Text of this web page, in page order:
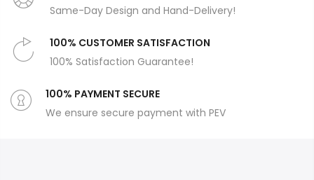
Same-Day Design and Hand-Delivery!
100% CUSTOMER SATISFACTION
100% Satisfaction Guarantee!
100% PAYMENT SECURE
We ensure secure payment with PEV